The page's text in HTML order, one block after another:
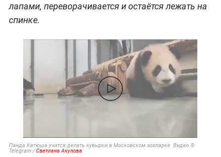
лапами, переворачивается и остаётся лежать на
спинке.
Панда Катюша учится делать кувырки в Московском зоопарке. Видео ©
Telegram /Светлана Акулова